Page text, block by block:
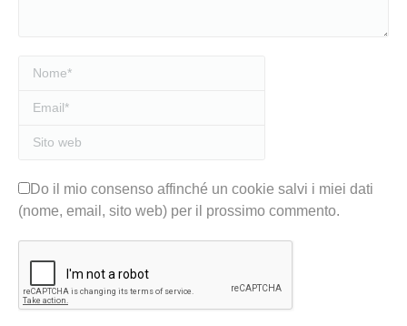
Nome *
Email *
Sito web
Do il mio consenso affinché un cookie salvi i miei dati
(nome, email, sito web) per il prossimo commento.